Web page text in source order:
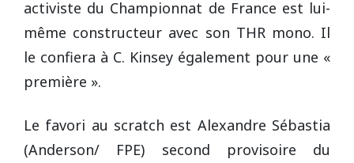
activiste du Championnat de France est lui-
même constructeur avec son THR mono. Il
le confiera à C. Kinsey également pour une «
première ».
Le favori au scratch est Alexandre Sébastia
(Anderson/ FPE) second provisoire du